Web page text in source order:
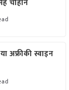
चौहान
अफ्रीकी स्वाइन